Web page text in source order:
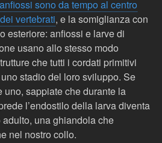
sono da tempo al centro
vertebrati, e la somiglianza con
esteriore: anfiossi e larve di
usano allo stesso modo
che tutti i cordati primitivi
stadio del loro sviluppo. Se
uno, sappiate che durante la
l’endostilo della larva diventa
una ghiandola che
nel nostro collo.